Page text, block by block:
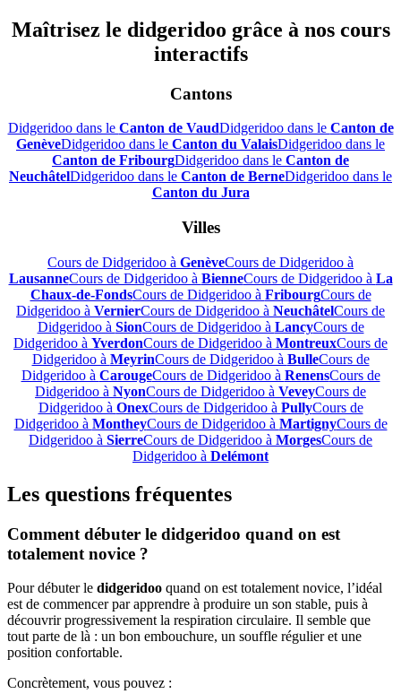
Maîtrisez le didgeridoo grâce à nos cours
interactifs
Cantons
Didgeridoo dans le Canton de VaudDidgeridoo dans le Canton de
GenèveDidgeridoo dans le Canton du ValaisDidgeridoo dans le
Canton de FribourgDidgeridoo dans le Canton de
NeuchâtelDidgeridoo dans le Canton de BerneDidgeridoo dans le
Canton du Jura
Villes
Cours de Didgeridoo à GenèveCours de Didgeridoo à
LausanneCours de Didgeridoo à BienneCours de Didgeridoo à La
Chaux-de-FondsCours de Didgeridoo à FribourgCours de
Didgeridoo à VernierCours de Didgeridoo à NeuchâtelCours de
Didgeridoo à SionCours de Didgeridoo à LancyCours de
Didgeridoo à YverdonCours de Didgeridoo à MontreuxCours de
Didgeridoo à MeyrinCours de Didgeridoo à BulleCours de
Didgeridoo à CarougeCours de Didgeridoo à RenensCours de
Didgeridoo à NyonCours de Didgeridoo à VeveyCours de
Didgeridoo à OnexCours de Didgeridoo à PullyCours de
Didgeridoo à MontheyCours de Didgeridoo à MartignyCours de
Didgeridoo à SierreCours de Didgeridoo à MorgesCours de
Didgeridoo à Delémont
Les questions fréquentes
Comment débuter le didgeridoo quand on est
totalement novice ?
Pour débuter le didgeridoo quand on est totalement novice, l’idéal
est de commencer par apprendre à produire un son stable, puis à
découvrir progressivement la respiration circulaire. Il semble que
tout parte de là : un bon embouchure, un souffle régulier et une
position confortable.
Concrètement, vous pouvez :